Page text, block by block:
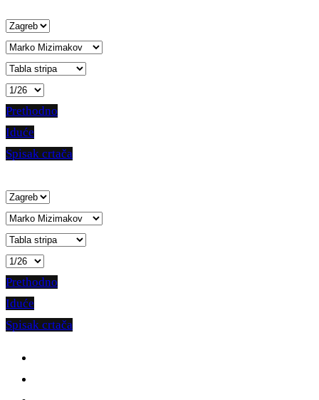
Prethodno
Iduće
Spisak crtača
Prethodno
Iduće
Spisak crtača